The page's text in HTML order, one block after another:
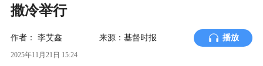
撒冷举行
作者： 李艾鑫 来源：基督时报 播放
2025年11月21日 15:24